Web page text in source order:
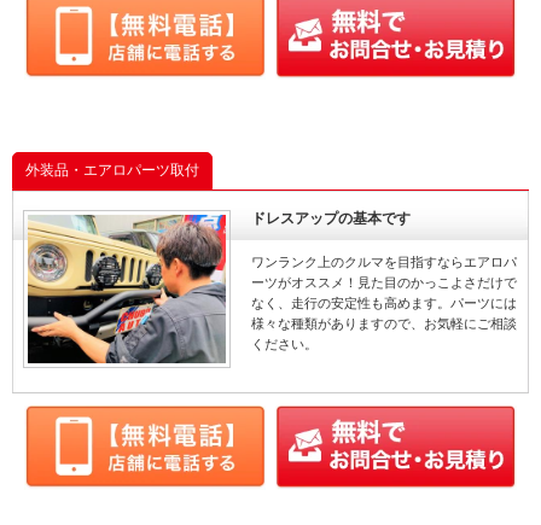
外装品・エアロパーツ取付
ドレスアップの基本です
ワンランク上のクルマを目指すならエアロパ
ーツがオススメ！見た目のかっこよさだけで
なく、走行の安定性も高めます。パーツには
様々な種類がありますので、お気軽にご相談
ください。